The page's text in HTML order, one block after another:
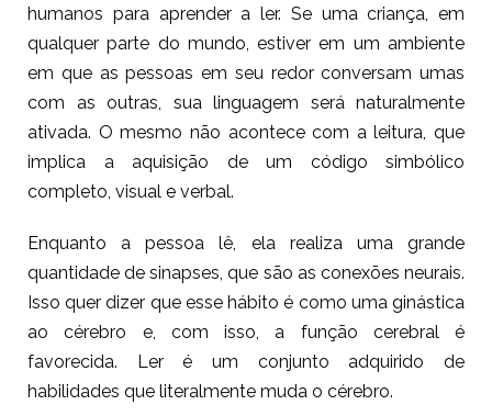
humanos para aprender a ler. Se uma criança, em
qualquer parte do mundo, estiver em um ambiente
em que as pessoas em seu redor conversam umas
com as outras, sua linguagem será naturalmente
ativada. O mesmo não acontece com a leitura, que
implica a aquisição de um código simbólico
completo, visual e verbal.
Enquanto a pessoa lê, ela realiza uma grande
quantidade de sinapses, que são as conexões neurais.
Isso quer dizer que esse hábito é como uma ginástica
ao cérebro e, com isso, a função cerebral é
favorecida. Ler é um conjunto adquirido de
habilidades que literalmente muda o cérebro.